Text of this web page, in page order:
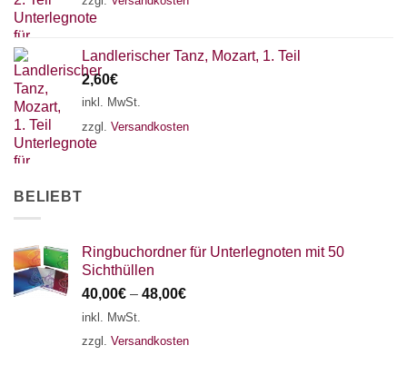
Landlerischer Tanz, Mozart, 1. Teil
2,60€
inkl. MwSt.
zzgl. Versandkosten
BELIEBT
Ringbuchordner für Unterlegnoten mit 50
Sichthüllen
40,00€ – 48,00€
inkl. MwSt.
zzgl. Versandkosten